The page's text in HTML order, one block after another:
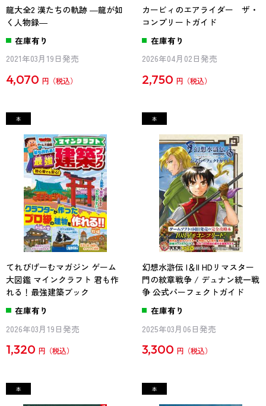
龍大全2 漢たちの軌跡 ―龍が如
く人物録―
在庫有り
2021年03月19日発売
4,070 円
カービィのエアライダー ザ・
コンプリートガイド
在庫有り
2026年04月02日発売
2,750 円
てれびげーむマガジン ゲーム
大図鑑 マインクラフト 君も作
れる！最強建築ブック
在庫有り
2026年03月19日発売
1,320 円
幻想水滸伝 I＆II HDリマスター
門の紋章戦争 / デュナン統一戦
争 公式パーフェクトガイド
在庫有り
2025年03月06日発売
3,300 円